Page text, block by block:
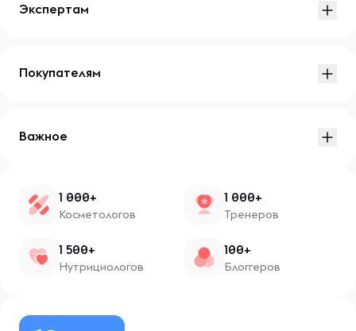
Экспертам
Покупателям
Важное
1 000+
Косметологов
1 000+
Тренеров
1 500+
Нутрициологов
100+
Блоггеров